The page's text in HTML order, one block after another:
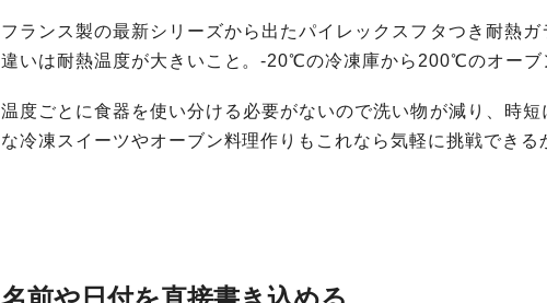
フランス製の最新シリーズから出たパイレックスフタつき耐熱
違いは耐熱温度が大きいこと。-20℃の冷凍庫から200℃のオーブ
温度ごとに食器を使い分ける必要がないので洗い物が減り、時
な冷凍スイーツやオーブン料理作りもこれなら気軽に挑戦できる